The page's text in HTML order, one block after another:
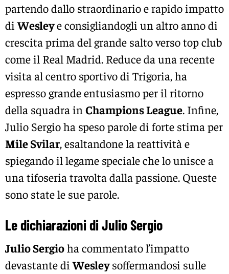
partendo dallo straordinario e rapido impatto
diWesleye consigliandogli un altro anno di
crescita prima del grande salto verso top club
come il Real Madrid. Reduce da una recente
visita al centro sportivo di Trigoria, ha
espresso grande entusiasmo per il ritorno
della squadra in Champions League. Infine,
Julio Sergio ha speso parole di forte stima per
Mile Svilar, esaltandone la reattività e
spiegando il legame speciale che lo unisce a
una tifoseria travolta dalla passione. Queste
sono state le sue parole.
Le dichiarazioni di Julio Sergio
Julio Sergioha commentato l’impatto
devastante diWesleysoffermandosi sulle